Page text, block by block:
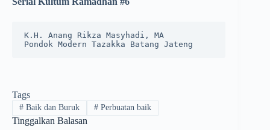
K.H. Anang Rikza Masyhadi, MA
Pondok Modern Tazakka Batang Jateng
Tags
#Baik dan Buruk #Perbuatan baik
Tinggalkan Balasan